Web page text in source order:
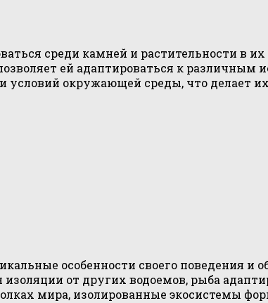
среди камней и растительности в их
ей адаптироваться к различным
окружающей среды, что делает
особенности своего поведения и
от других водоемов, рыба
мира, изолированные экосистемы